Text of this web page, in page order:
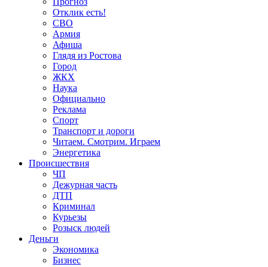
Отклик есть!
СВО
Армия
Афиша
Глядя из Ростова
Город
ЖКХ
Наука
Официально
Реклама
Спорт
Транспорт и дороги
Читаем. Смотрим. Играем
Энергетика
Происшествия
ЧП
Дежурная часть
ДТП
Криминал
Курьезы
Розыск людей
Деньги
Экономика
Бизнес